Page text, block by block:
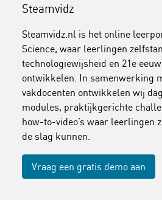
Steamvidz
Steamvidz.nl is het online
Science, waar leerlingen
technologiewijsheid en 21e
ontwikkelen. In samenwerking
vakdocenten ontwikkelen wij
modules, praktijkgerichte
how-to-video’s waar leerlingen
de slag kunnen.
Vraag een gratis demo aan